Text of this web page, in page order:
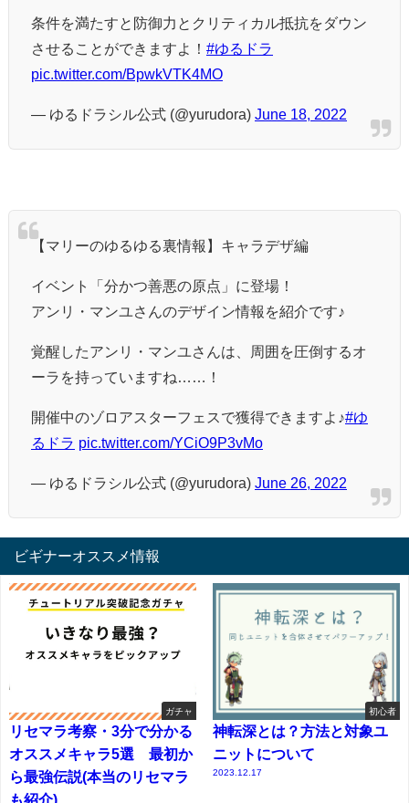
条件を満たすと防御力とクリティカル抵抗をダウン
させることができますよ！ #ゆるドラ
pic.twitter.com/BpwkVTK4MO
— ゆるドラシル公式 (@yurudora) June 18, 2022
【マリーのゆるゆる裏情報】キャラデザ編
イベント「分かつ善悪の原点」に登場！
アンリ・マンユさんのデザイン情報を紹介です♪
覚醒したアンリ・マンユさんは、周囲を圧倒するオ
ーラを持っていますね……！
開催中のゾロアスターフェスで獲得できますよ♪#ゆ
るドラ pic.twitter.com/YCiO9P3vMo
— ゆるドラシル公式 (@yurudora) June 26, 2022
ビギナーオススメ情報
ガチャ
リセマラ考察・3分で分かる
オススメキャラ5選 最初か
ら最強伝説(本当のリセマラ
も紹介)
初心者
神転深とは？方法と対象ユ
ニットについて
2023.12.17